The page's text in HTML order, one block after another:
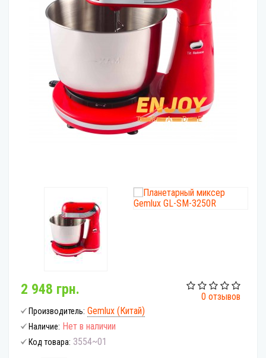
0 отзывов
2 948 грн.
Производитель: Gemlux (Китай)
Наличие: Нет в наличии
Код товара: 3554~01